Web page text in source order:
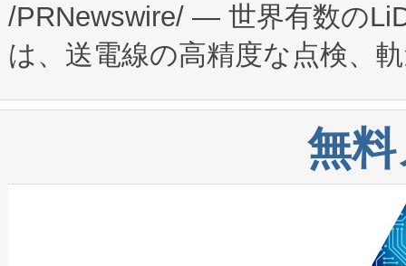
プログラムには、施設設計・
に関する技術移転および知的
構造化トレーニングカリキュ
上げおよび商用化段階におけ
設備整備および立ち上げ調整
加組織は、Enzeneのバイオ
選定された製品について、自
た。 Voltaiq独自のAI搭載プラ
定、統合、導入、運用に至る
安全性を追跡し、確保する事
増加しているデータセンター
る電力網に大きな負担をかけ
事業者の負担軽減という課題
系統連系を迅速にし、ピーク
/PRNewswire/ — 世界有数の
は、送電線の高精度な点検、
や穀物倉庫におけるバルク材
リューション「Avia 2」を発
したAvia 2は、1,000メート
狭視野のFOVを切り替えるこ
ケーブル、枝などの細かな対
無